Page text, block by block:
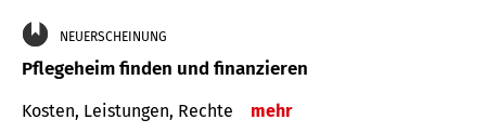
NEUERSCHEINUNG
Pflegeheim finden und finanzieren
Kosten, Leistungen, Rechte mehr